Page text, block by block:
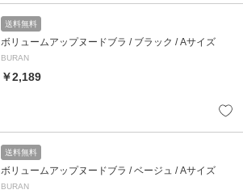
送料無料
ボリュームアップヌードブラ / ブラック / Aサイズ
BURAN
￥2,189
送料無料
ボリュームアップヌードブラ / ベージュ / Aサイズ
BURAN